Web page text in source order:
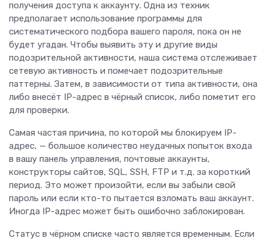
получения доступа к аккаунту. Одна из техник
предполагает использование программы для
систематического подбора вашего пароля, пока он не
будет угадан. Чтобы выявить эту и другие виды
подозрительной активности, наша система отслеживает
сетевую активность и помечает подозрительные
паттерны. Затем, в зависимости от типа активности, она
либо внесёт IP-адрес в чёрный список, либо пометит его
для проверки.
Самая частая причина, по которой мы блокируем IP-
адрес, — большое количество неудачных попыток входа
в вашу панель управления, почтовые аккаунты,
конструкторы сайтов, SQL, SSH, FTP и т.д. за короткий
период. Это может произойти, если вы забыли свой
пароль или если кто-то пытается взломать ваш аккаунт.
Иногда IP-адрес может быть ошибочно заблокирован.
Статус в чёрном списке часто является временным. Если